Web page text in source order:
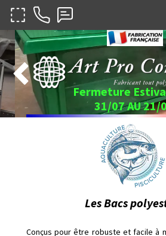
Fermeture
31/07 AU 21/

Les Bacs
Conçus pour être robuste et facile à